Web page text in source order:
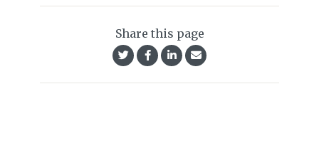
Share this page